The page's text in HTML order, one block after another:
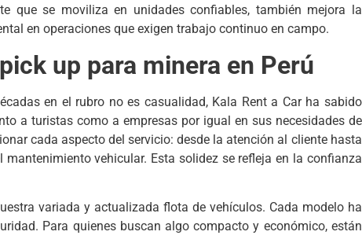
que se moviliza en unidades confiables, también mejora la
en operaciones que exigen trabajo continuo en campo.
up para minera en Perú
en el rubro no es casualidad, Kala Rent a Car ha sabido
a turistas como a empresas por igual en sus necesidades de
cada aspecto del servicio: desde la atención al cliente hasta
vehicular. Esta solidez se refleja en la confianza
variada y actualizada flota de vehículos. Cada modelo ha
Para quienes buscan algo compacto y económico, están